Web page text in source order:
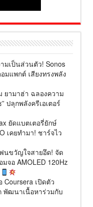
มเป็นส่วนตัว! Sonos
มแพกต์ เสียงทรงพลัง
ยามาฮ่า ฉลองความ
ปลุกพลังครีเอเตอร์
ยัดแบตเตอรี่ยักษ์
เคยทำมา! ชาร์จไว
นขวัญใจสายอึด! จัด
จอ AMOLED 120Hz
Coursera เปิดตัว
พัฒนาเนื้อหาร่วมกับ